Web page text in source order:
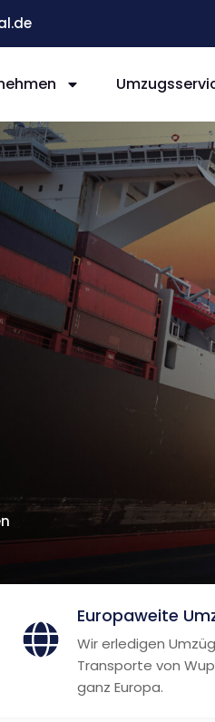
Europaweite
Wir erledigen
Transporte von
ganz Europa.